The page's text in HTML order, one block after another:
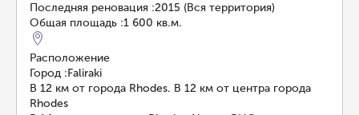
Последняя реновация :2015 (Вся территория)
Общая площадь :1 600 кв.м.
Расположение
Город :Faliraki
В 12 км от города Rhodes. В 12 км от центра города
Rhodes